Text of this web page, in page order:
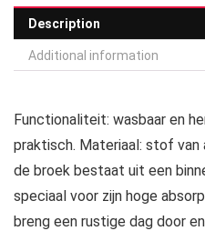
Description
Additional information
Functionaliteit: wasbaar en
praktisch. Materiaal: stof
de broek bestaat uit een
speciaal voor zijn hoge
breng een rustige dag door